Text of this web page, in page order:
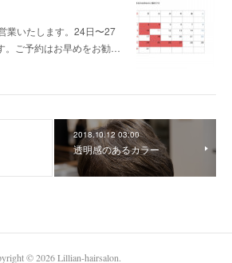
業いたします。24日〜27
。ご予約はお早めをお勧…
2018.10.12 03:00
透明感のあるカラー
©2026Lillian-hairsalon.